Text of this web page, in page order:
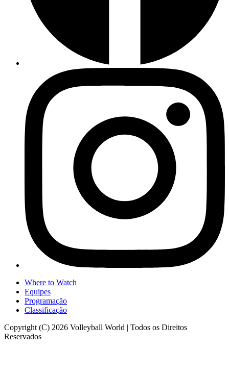
Where to Watch
Equipes
Programação
Classificação
Copyright (C) 2026 Volleyball World | Todos os Direitos
Reservados